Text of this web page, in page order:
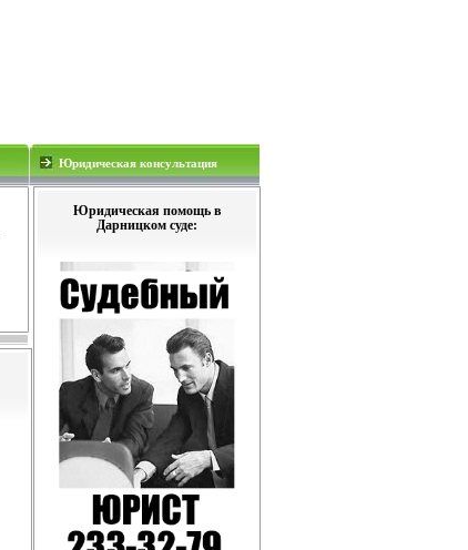
Юридическая консультация
Юридическая помощь в
Дарницком суде: